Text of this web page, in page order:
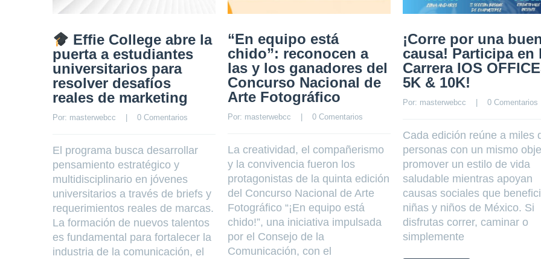
Effie College abre la
puerta a estudiantes
universitarios para
resolver desafíos
reales de marketing
Por: masterwebcc 0 Comentarios
El programa busca desarrollar
pensamiento estratégico y
multidisciplinario en jóvenes
universitarios a través de briefs y
requerimientos reales de marcas.
La formación de nuevos talentos
es fundamental para fortalecer la
industria de la comunicación, el
“En equipo está
chido”: reconocen a
las y los ganadores del
Concurso Nacional de
Arte Fotográfico
Por: masterwebcc
    |
0 Comentarios
La creatividad, el compañerismo
y la convivencia fueron los
protagonistas de la quinta edición
del Concurso Nacional de Arte
Fotográfico “¡En equipo está
chido!”, una iniciativa impulsada
por el Consejo de la
Comunicación, con el
¡Corre por una
causa! Participa en
Carrera IOS
5K & 10K!
Por: masterwebcc
    |
0 Comentarios
Cada edición reúne a miles
personas con un mismo
promover un estilo de vida
saludable mientras apoyan
causas sociales que
niñas y niños de México. Si
disfrutas correr, caminar o
simplemente